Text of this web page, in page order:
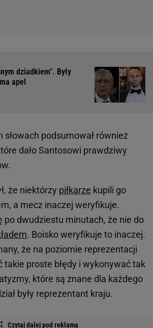
dziadkiem". Były
apel
słowach podsumował również
dało Santosowi prawdziwy
że niektórzy piłkarze kupili go
a mecz inaczej weryfikuje.
po dwudziestu minutach, że nie do
. Boisko weryfikuje to inaczej.
że na poziomie reprezentacji
takie proste błędy i wykonywać tak
które są znane dla każdego
były reprezentant kraju.